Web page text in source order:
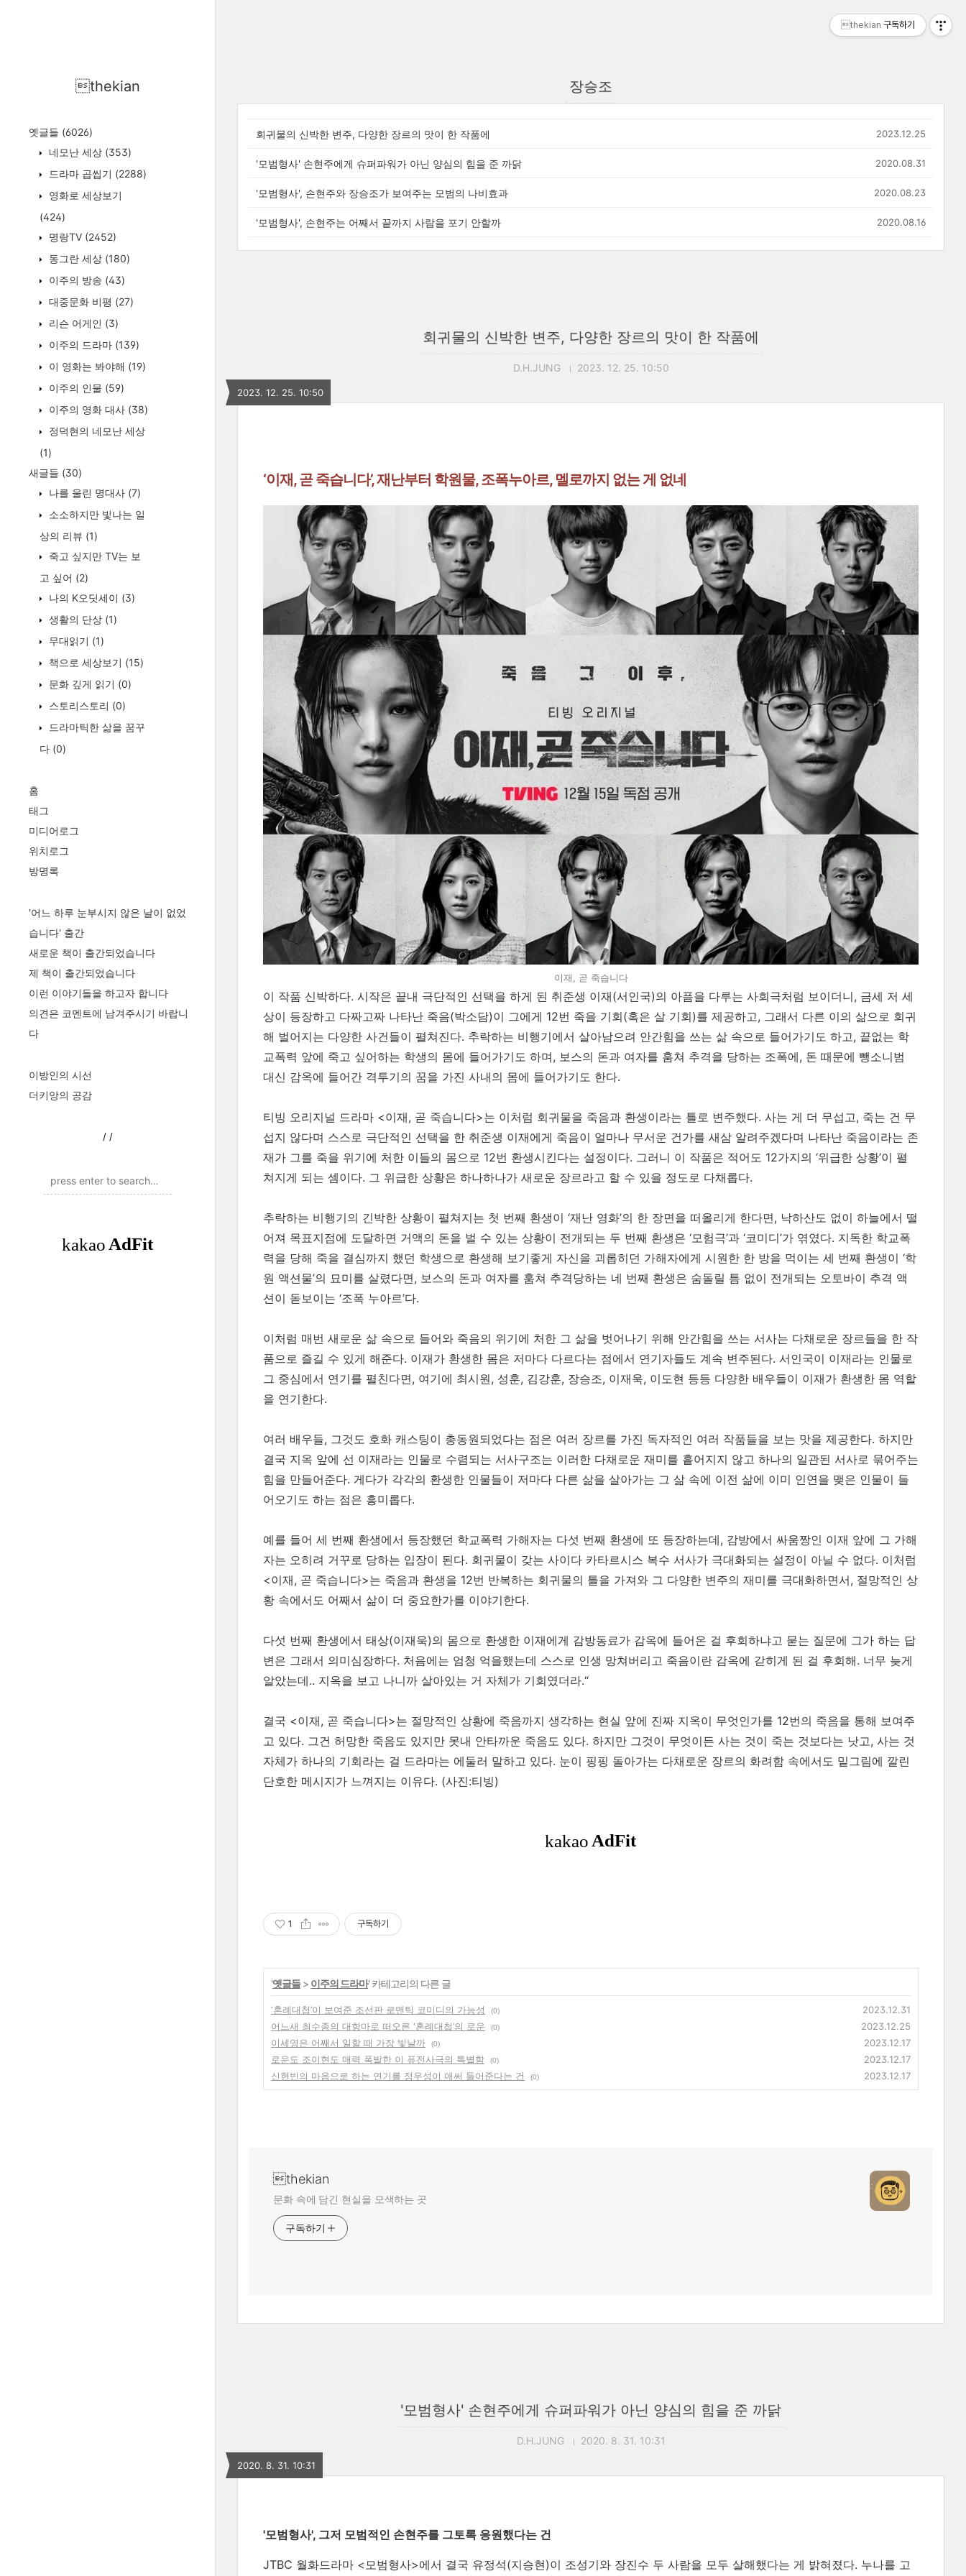
thekian
옛글들 (6026)
네모난 세상 (353)
드라마 곱씹기 (2288)
영화로 세상보기
(424)
명랑TV (2452)
동그란 세상 (180)
이주의 방송 (43)
대중문화 비평 (27)
리슨 어게인 (3)
이주의 드라마 (139)
이 영화는 봐야해 (19)
이주의 인물 (59)
이주의 영화 대사 (38)
정덕현의 네모난 세상
(1)
새글들 (30)
나를 울린 명대사 (7)
소소하지만 빛나는 일
상의 리뷰 (1)
죽고 싶지만 TV는 보
고 싶어 (2)
나의 K오딧세이 (3)
생활의 단상 (1)
무대읽기 (1)
책으로 세상보기 (15)
문화 깊게 읽기 (0)
스토리스토리 (0)
드라마틱한 삶을 꿈꾸
다 (0)
홈
태그
미디어로그
위치로그
방명록
'어느 하루 눈부시지 않은 날이 없었
습니다' 출간
새로운 책이 출간되었습니다
제 책이 출간되었습니다
이런 이야기들을 하고자 합니다
의견은 코멘트에 남겨주시기 바랍니
다
이방인의 시선
더키앙의 공감
/ /
장승조
회귀물의 신박한 변주, 다양한 장르의 맛이 한 작품에 2023.12.25
'모범형사' 손현주에게 슈퍼파워가 아닌 양심의 힘을 준 까닭 2020.08.31
'모범형사', 손현주와 장승조가 보여주는 모범의 나비효과 2020.08.23
'모범형사', 손현주는 어째서 끝까지 사람을 포기 안할까 2020.08.16
회귀물의 신박한 변주, 다양한 장르의 맛이 한 작품에
D.H.JUNG 2023. 12. 25. 10:50
2023. 12. 25. 10:50
‘이재, 곧 죽습니다’, 재난부터 학원물, 조폭누아르, 멜로까지 없는 게 없네
이재, 곧 죽습니다
이 작품 신박하다. 시작은 끝내 극단적인 선택을 하게 된 취준생 이재(서인국)의 아픔을 다루는 사회극처럼 보이더니, 금세 저 세
상이 등장하고 다짜고짜 나타난 죽음(박소담)이 그에게 12번 죽을 기회(혹은 살 기회)를 제공하고, 그래서 다른 이의 삶으로 회귀
해 벌어지는 다양한 사건들이 펼쳐진다. 추락하는 비행기에서 살아남으려 안간힘을 쓰는 삶 속으로 들어가기도 하고, 끝없는 학
교폭력 앞에 죽고 싶어하는 학생의 몸에 들어가기도 하며, 보스의 돈과 여자를 훔쳐 추격을 당하는 조폭에, 돈 때문에 뺑소니범
대신 감옥에 들어간 격투기의 꿈을 가진 사내의 몸에 들어가기도 한다.
티빙 오리지널 드라마 <이재, 곧 죽습니다>는 이처럼 회귀물을 죽음과 환생이라는 틀로 변주했다. 사는 게 더 무섭고, 죽는 건 무
섭지 않다며 스스로 극단적인 선택을 한 취준생 이재에게 죽음이 얼마나 무서운 건가를 새삼 알려주겠다며 나타난 죽음이라는 존
재가 그를 죽을 위기에 처한 이들의 몸으로 12번 환생시킨다는 설정이다. 그러니 이 작품은 적어도 12가지의 ‘위급한 상황’이 펼
쳐지게 되는 셈이다. 그 위급한 상황은 하나하나가 새로운 장르라고 할 수 있을 정도로 다채롭다.
추락하는 비행기의 긴박한 상황이 펼쳐지는 첫 번째 환생이 ‘재난 영화’의 한 장면을 떠올리게 한다면, 낙하산도 없이 하늘에서 떨
어져 목표지점에 도달하면 거액의 돈을 벌 수 있는 상황이 전개되는 두 번째 환생은 ‘모험극’과 ‘코미디’가 엮였다. 지독한 학교폭
력을 당해 죽을 결심까지 했던 학생으로 환생해 보기좋게 자신을 괴롭히던 가해자에게 시원한 한 방을 먹이는 세 번째 환생이 ‘학
원 액션물’의 묘미를 살렸다면, 보스의 돈과 여자를 훔쳐 추격당하는 네 번째 환생은 숨돌릴 틈 없이 전개되는 오토바이 추격 액
션이 돋보이는 ‘조폭 누아르’다.
이처럼 매번 새로운 삶 속으로 들어와 죽음의 위기에 처한 그 삶을 벗어나기 위해 안간힘을 쓰는 서사는 다채로운 장르들을 한 작
품으로 즐길 수 있게 해준다. 이재가 환생한 몸은 저마다 다르다는 점에서 연기자들도 계속 변주된다. 서인국이 이재라는 인물로
그 중심에서 연기를 펼친다면, 여기에 최시원, 성훈, 김강훈, 장승조, 이재욱, 이도현 등등 다양한 배우들이 이재가 환생한 몸 역할
을 연기한다.
여러 배우들, 그것도 호화 캐스팅이 총동원되었다는 점은 여러 장르를 가진 독자적인 여러 작품들을 보는 맛을 제공한다. 하지만
결국 지옥 앞에 선 이재라는 인물로 수렴되는 서사구조는 이러한 다채로운 재미를 흩어지지 않고 하나의 일관된 서사로 묶어주는
힘을 만들어준다. 게다가 각각의 환생한 인물들이 저마다 다른 삶을 살아가는 그 삶 속에 이전 삶에 이미 인연을 맺은 인물이 들
어오기도 하는 점은 흥미롭다.
예를 들어 세 번째 환생에서 등장했던 학교폭력 가해자는 다섯 번째 환생에 또 등장하는데, 감방에서 싸움짱인 이재 앞에 그 가해
자는 오히려 거꾸로 당하는 입장이 된다. 회귀물이 갖는 사이다 카타르시스 복수 서사가 극대화되는 설정이 아닐 수 없다. 이처럼
<이재, 곧 죽습니다>는 죽음과 환생을 12번 반복하는 회귀물의 틀을 가져와 그 다양한 변주의 재미를 극대화하면서, 절망적인 상
황 속에서도 어째서 삶이 더 중요한가를 이야기한다.
다섯 번째 환생에서 태상(이재욱)의 몸으로 환생한 이재에게 감방동료가 감옥에 들어온 걸 후회하냐고 묻는 질문에 그가 하는 답
변은 그래서 의미심장하다. 처음에는 엄청 억을했는데 스스로 인생 망쳐버리고 죽음이란 감옥에 갇히게 된 걸 후회해. 너무 늦게
알았는데.. 지옥을 보고 나니까 살아있는 거 자체가 기회였더라.“
결국 <이재, 곧 죽습니다>는 절망적인 상황에 죽음까지 생각하는 현실 앞에 진짜 지옥이 무엇인가를 12번의 죽음을 통해 보여주
고 있다. 그건 허망한 죽음도 있지만 못내 안타까운 죽음도 있다. 하지만 그것이 무엇이든 사는 것이 죽는 것보다는 낫고, 사는 것
자체가 하나의 기회라는 걸 드라마는 에둘러 말하고 있다. 눈이 핑핑 돌아가는 다채로운 장르의 화려함 속에서도 밑그림에 깔린
단호한 메시지가 느껴지는 이유다. (사진:티빙)
1 구독하기
'옛글들> 이주의 드라마' 카테고리의 다른 글
‘혼례대첩’이 보여준 조선판 로맨틱 코미디의 가능성 (0)
2023.12.31
어느새 최수종의 대항마로 떠오른 ‘혼례대첩’의 로운
(0)
2023.12.25
이세영은 어째서 일할 때 가장 빛날까
(0)
2023.12.17
로운도 조이현도 매력 폭발한 이 퓨전사극의 특별함
(0)
2023.12.17
신현빈의 마음으로 하는 연기를 정우성이 애써 들어준다는 건
(0) 2023.12.17
thekian
문화 속에 담긴 현실을 모색하는 곳
구독하기
'모범형사' 손현주에게 슈퍼파워가 아닌 양심의 힘을 준 까닭
D.H.JUNG 2020. 8. 31. 10:31
2020. 8. 31. 10:31
'모범형사', 그저 모범적인 손현주를 그토록 응원했다는 건
JTBC 월화드라마 <모범형사>에서 결국 유정석(지승현)이 조성기와 장진수 두 사람을 모두 살해했다는 게 밝혀졌다. 누나를 고
thekian 구독하기